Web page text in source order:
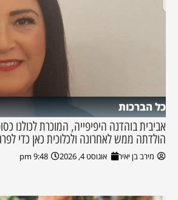
כל הברכות
אביבית בוהדנה היפיפייה, המוכרת לכולנו
הולדתה ממש לאחרונה ולכלוכית כאן כדי
מירב בן יאיר אוגוסט 4, 2026 9:48 pm